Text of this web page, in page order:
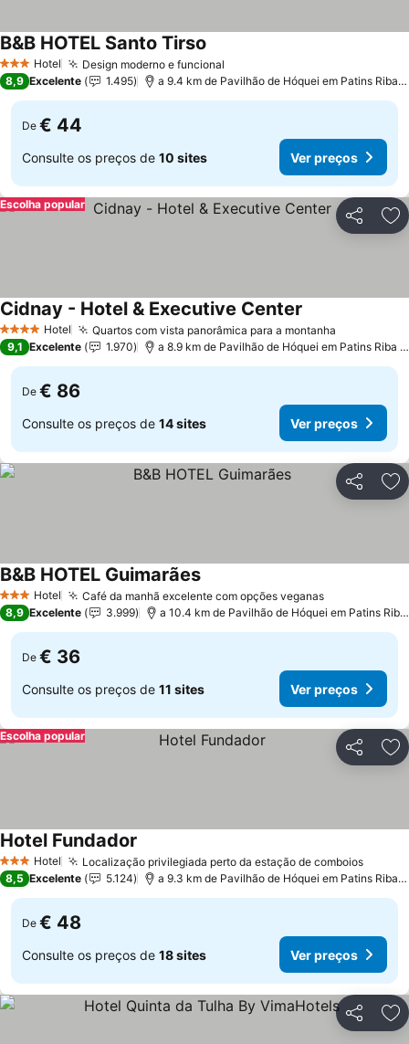
3 EstrelasHotel Design moderno e funcional
B&B HOTEL Santo Tirso
8,9 Excelente 1.495 a 9.4 km de Pavilhão de Hóquei em Patins Riba de Ave Hóquei Clube
De € 44
Consulte os preços de 10 sites Ver preços
Partilhar
Escolha popular
4 EstrelasHotel Quartos com vista panorâmica para a montanha
Cidnay - Hotel & Executive Center
9,1 Excelente 1.970 a 8.9 km de Pavilhão de Hóquei em Patins Riba de Ave Hóquei Clube
De € 86
Consulte os preços de 14 sites Ver preços
Partilhar
3 EstrelasHotel Café da manhã excelente com opções veganas
B&B HOTEL Guimarães
8,9 Excelente 3.999 a 10.4 km de Pavilhão de Hóquei em Patins Riba de Ave Hóquei Clube
De € 36
Consulte os preços de 11 sites Ver preços
Partilhar
Escolha popular
3 EstrelasHotel Localização privilegiada perto da estação de comboios
Hotel Fundador
8,5 Excelente 5.124 a 9.3 km de Pavilhão de Hóquei em Patins Riba de Ave Hóquei Clube
De € 48
Consulte os preços de 18 sites Ver preços
Partilhar